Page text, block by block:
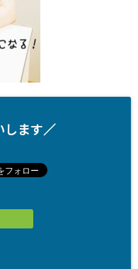
します／